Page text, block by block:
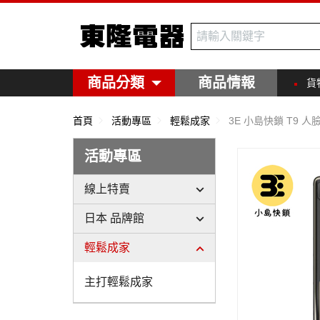
東隆電器
商品分類 商品情報 貨
首頁 活動專區 輕鬆成家 3E 小島快鎖 T9 人
活動專區
線上特賣
日本 品牌館
輕鬆成家
主打輕鬆成家